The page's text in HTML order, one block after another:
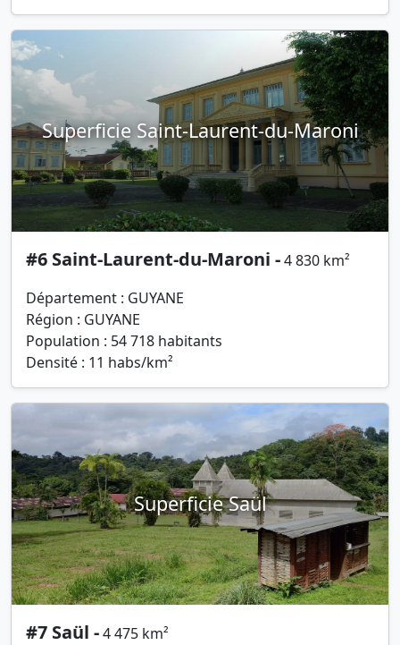
Superficie Saint-Laurent-du-Maroni
#6 Saint-Laurent-du-Maroni -4 830 km²
Département : GUYANE
Région : GUYANE
Population : 54 718 habitants
Densité : 11 habs/km²
Superficie Saül
#7 Saül -4 475 km²